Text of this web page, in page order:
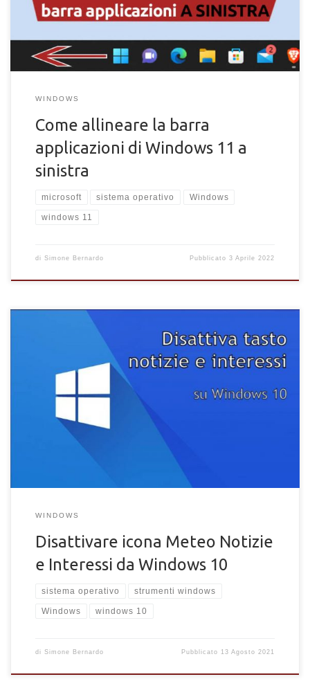
WINDOWS
Come allineare la barra
applicazioni di Windows 11 a
sinistra
microsoft sistema operativo Windows
windows 11
di Simone Bernardo Pubblicato3 Aprile 2022
Come disattivare l'icona del meteo nella barra strumenti di
Windows 10. Nascondere il pulsante Notizie e interessi in
WINDOWS
Disattivare icona Meteo Notizie
e Interessi da Windows 10
sistema operativo strumenti windows
Windows windows 10
di Simone Bernardo Pubblicato 13 Agosto 2021